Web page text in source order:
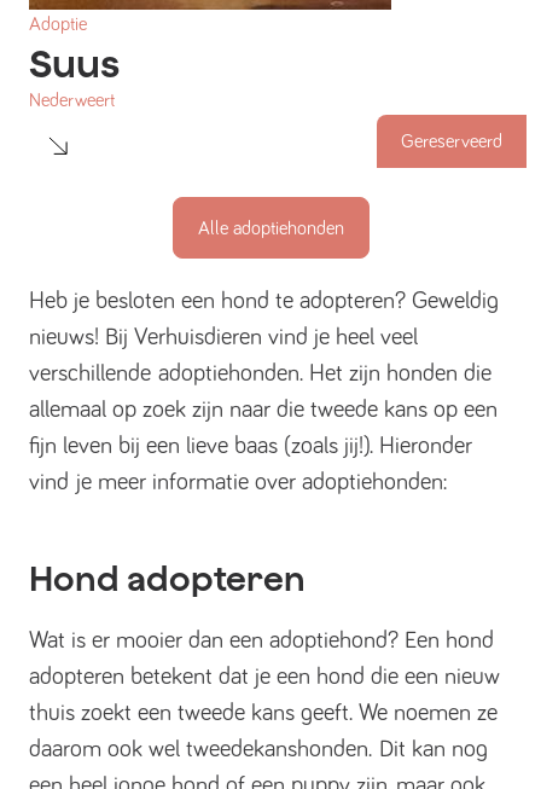
Gereserveerd
Adoptie
Suus
Nederweert
Alle adoptiehonden
Heb je besloten een hond te adopteren? Geweldig
nieuws! Bij Verhuisdieren vind je heel veel
verschillende adoptiehonden. Het zijn honden die
allemaal op zoek zijn naar die tweede kans op een
fijn leven bij een lieve baas (zoals jij!). Hieronder
vind je meer informatie over adoptiehonden:
Hond adopteren
Wat is er mooier dan een adoptiehond? Een hond
adopteren betekent dat je een hond die een nieuw
thuis zoekt een tweede kans geeft. We noemen ze
daarom ook wel tweedekanshonden. Dit kan nog